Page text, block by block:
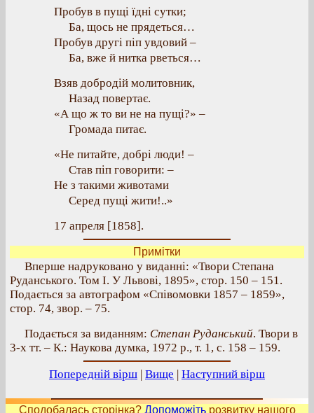
Пробув в пущі їдні сутки;
Ба, щось не прядеться…
Пробув другі піп увдовий –
Ба, вже й нитка рветься…
Взяв добродій молитовник,
Назад повертає.
«А що ж то ви не на пущі?» –
Громада питає.
«Не питайте, добрі люди! –
Став піп говорити: –
Не з такими животами
Серед пущі жити!..»
17 апреля [1858].
Примітки
Вперше надруковано у виданні: «Твори Степана
Руданського. Том І. У Львові, 1895», стор. 150 – 151.
Подається за автографом «Співомовки 1857 – 1859»,
стор. 74, звор. – 75.
Подається за виданням: Степан Руданський. Твори в
3-х тт. – К.: Наукова думка, 1972 р., т. 1, с. 158 – 159.
Попередній вірш | Вище | Наступний вірш
Сподобалась сторінка? Допоможітьрозвитку нашого